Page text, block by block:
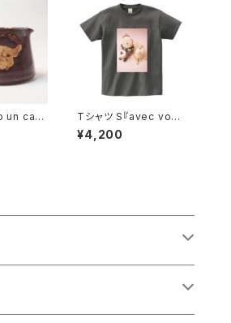
un caff
ト・ピッ
ブルド
Tシャツ S『avec vous
君といつまでも Ⅰ』 チ
ャコール
¥4,200